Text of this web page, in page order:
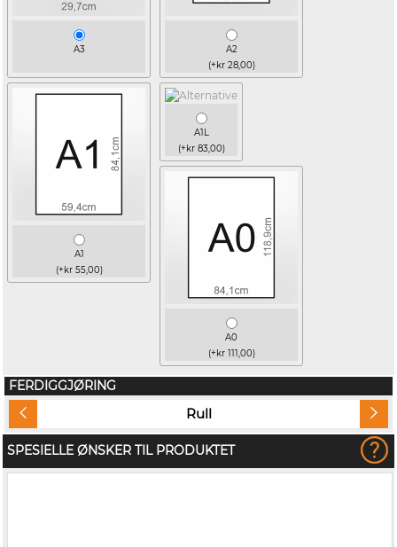
A3
A2
(+kr 28,00)
A1
(+kr 55,00)
A1L
(+kr 83,00)
A0
(+kr 111,00)
FERDIGGJØRING
Rull
SPESIELLE ØNSKER TIL PRODUKTET